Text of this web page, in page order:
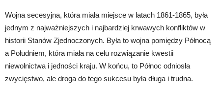
Wojna secesyjna, która miała miejsce w latach 1861-1865, była
jednym z najważniejszych i najbardziej krwawych konfliktów w
historii Stanów Zjednoczonych. Była to wojna pomiędzy Północą
a Południem, która miała na celu rozwiązanie kwestii
niewolnictwa i jedności kraju. W końcu, to Północ odniosła
zwycięstwo, ale droga do tego sukcesu była długa i trudna.